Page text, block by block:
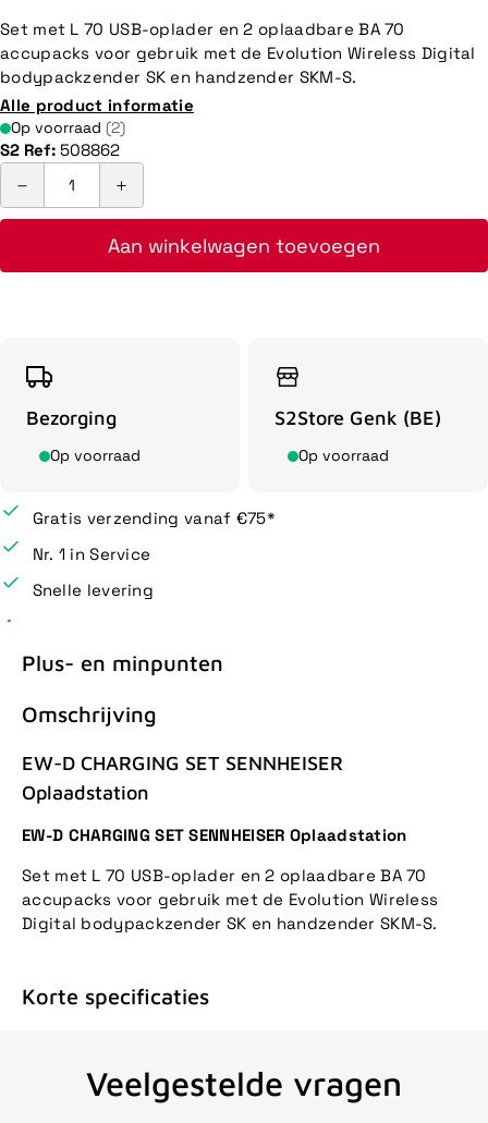
Set met L 70 USB-oplader en 2 oplaadbare BA 70
accupacks voor gebruik met de Evolution Wireless Digital
bodypackzender SK en handzender SKM-S.
Alle product informatie
Op voorraad (2)
S2 Ref: 508862
Aan winkelwagen toevoegen
Bezorging
Op voorraad
S2Store Genk (BE)
Op voorraad
Gratis verzending vanaf €75*
Nr. 1 in Service
Snelle levering
Plus- en minpunten
Omschrijving
EW-D CHARGING SET SENNHEISER
Oplaadstation
EW-D CHARGING SET SENNHEISER Oplaadstation
Set met L 70 USB-oplader en 2 oplaadbare BA 70
accupacks voor gebruik met de Evolution Wireless
Digital bodypackzender SK en handzender SKM-S.
Korte specificaties
Veelgestelde vragen